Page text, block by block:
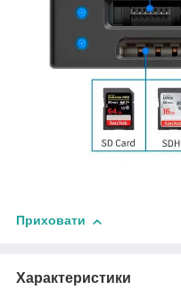
Приховати
Характеристики